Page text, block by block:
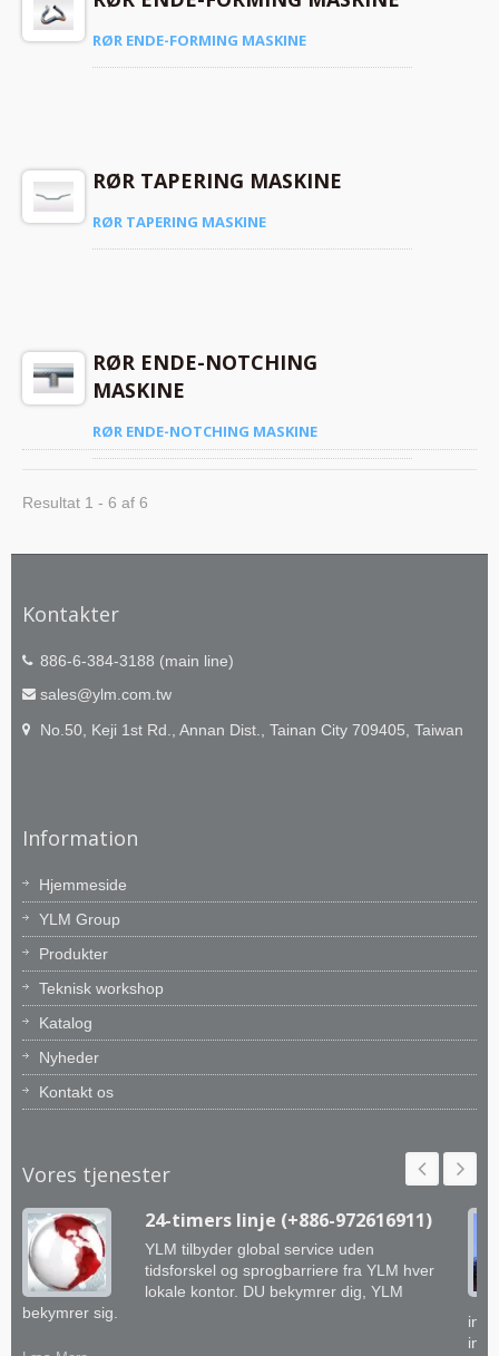
RØR ENDE-FORMING MASKINE
RØR TAPERING MASKINE
RØR TAPERING MASKINE
RØR ENDE-NOTCHING
MASKINE
RØR ENDE-NOTCHING MASKINE
Resultat 1 - 6 af 6
Kontakter
886-6-384-3188 (main line)
sales@ylm.com.tw
No.50, Keji 1st Rd., Annan Dist., Tainan City 709405, Taiwan
Information
Hjemmeside
YLM Group
Produkter
Teknisk workshop
Katalog
Nyheder
Kontakt os
Vores tjenester
24-timers linje (+886-972616911)
YLM tilbyder global service uden
tidsforskel og sprogbarriere fra YLM hver
lokale kontor. DU bekymrer dig, YLM
bekymrer sig.